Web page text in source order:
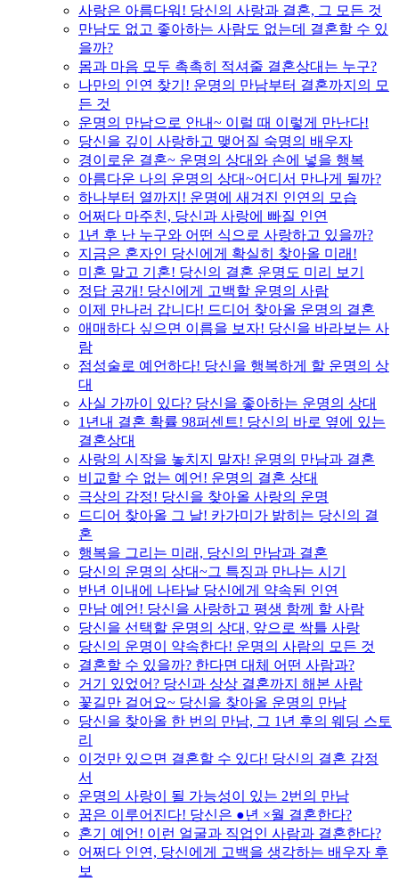
사랑은 아름다워! 당신의 사랑과 결혼, 그 모든 것
만남도 없고 좋아하는 사람도 없는데 결혼할 수 있
을까?
몸과 마음 모두 촉촉히 적셔줄 결혼상대는 누구?
나만의 인연 찾기! 운명의 만남부터 결혼까지의 모
든 것
운명의 만남으로 안내~ 이럴 때 이렇게 만난다!
당신을 깊이 사랑하고 맺어질 숙명의 배우자
경이로운 결혼~ 운명의 상대와 손에 넣을 행복
아름다운 나의 운명의 상대~어디서 만나게 될까?
하나부터 열까지! 운명에 새겨진 인연의 모습
어쩌다 마주친, 당신과 사랑에 빠질 인연
1년 후 난 누구와 어떤 식으로 사랑하고 있을까?
지금은 혼자인 당신에게 확실히 찾아올 미래!
미혼 말고 기혼! 당신의 결혼 운명도 미리 보기
정답 공개! 당신에게 고백할 운명의 사람
이제 만나러 갑니다! 드디어 찾아올 운명의 결혼
애매하다 싶으면 이름을 보자! 당신을 바라보는 사
람
점성술로 예언하다! 당신을 행복하게 할 운명의 상
대
사실 가까이 있다? 당신을 좋아하는 운명의 상대
1년내 결혼 확률 98퍼센트! 당신의 바로 옆에 있는
결혼상대
사랑의 시작을 놓치지 말자! 운명의 만남과 결혼
비교할 수 없는 예언! 운명의 결혼 상대
극상의 감정! 당신을 찾아올 사랑의 운명
드디어 찾아올 그 날! 카가미가 밝히는 당신의 결
혼
행복을 그리는 미래, 당신의 만남과 결혼
당신의 운명의 상대~그 특징과 만나는 시기
반년 이내에 나타날 당신에게 약속된 인연
만남 예언! 당신을 사랑하고 평생 함께 할 사람
당신을 선택할 운명의 상대, 앞으로 싹틀 사랑
당신의 운명이 약속한다! 운명의 사람의 모든 것
결혼할 수 있을까? 한다면 대체 어떤 사람과?
거기 있었어? 당신과 상상 결혼까지 해본 사람
꽃길만 걸어요~ 당신을 찾아올 운명의 만남
당신을 찾아올 한 번의 만남, 그 1년 후의 웨딩 스토
리
이것만 있으면 결혼할 수 있다! 당신의 결혼 감정
서
운명의 사랑이 될 가능성이 있는 2번의 만남
꿈은 이루어진다! 당신은 ●년 ×월 결혼한다?
혼기 예언! 이런 얼굴과 직업인 사람과 결혼한다?
어쩌다 인연, 당신에게 고백을 생각하는 배우자 후
보